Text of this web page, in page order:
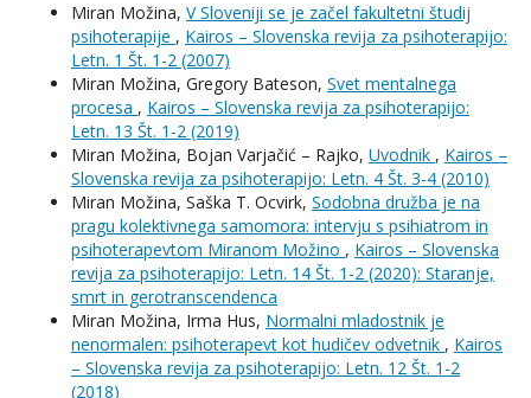
Miran Možina, V Sloveniji se je začel fakultetni študij
psihoterapije , Kairos – Slovenska revija za psihoterapijo:
Letn. 1 Št. 1-2 (2007)
Miran Možina, Gregory Bateson, Svet mentalnega
procesa , Kairos – Slovenska revija za psihoterapijo:
Letn. 13 Št. 1-2 (2019)
Miran Možina, Bojan Varjačić – Rajko, Uvodnik , Kairos –
Slovenska revija za psihoterapijo: Letn. 4 Št. 3-4 (2010)
Miran Možina, Saška T. Ocvirk, Sodobna družba je na
pragu kolektivnega samomora: intervju s psihiatrom in
psihoterapevtom Miranom Možino , Kairos – Slovenska
revija za psihoterapijo: Letn. 14 Št. 1-2 (2020): Staranje,
smrt in gerotranscendenca
Miran Možina, Irma Hus, Normalni mladostnik je
nenormalen: psihoterapevt kot hudičev odvetnik , Kairos
– Slovenska revija za psihoterapijo: Letn. 12 Št. 1-2
(2018)